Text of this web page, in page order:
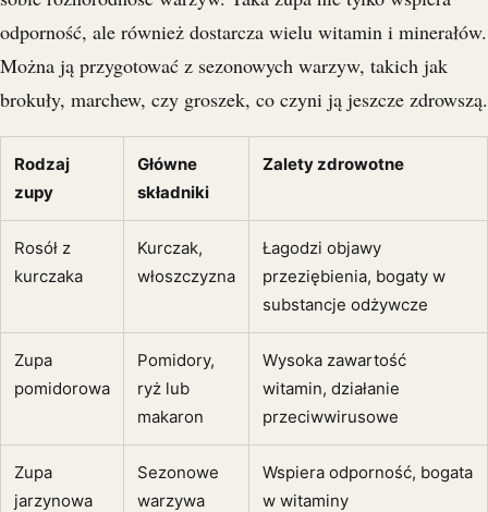
odporność, ale również dostarcza wielu witamin i minerałów.
Można ją przygotować z sezonowych warzyw, takich jak
brokuły, marchew, czy groszek, co czyni ją jeszcze zdrowszą.
Rodzaj
zupy
Główne
składniki
Zalety zdrowotne
Rosół z
kurczaka
Kurczak,
włoszczyzna
Łagodzi objawy
przeziębienia, bogaty w
substancje odżywcze
Zupa
pomidorowa
Pomidory,
ryż lub
makaron
Wysoka zawartość
witamin, działanie
przeciwwirusowe
Zupa
jarzynowa
Sezonowe
warzywa
Wspiera odporność, bogata
w witaminy